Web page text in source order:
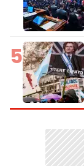
5